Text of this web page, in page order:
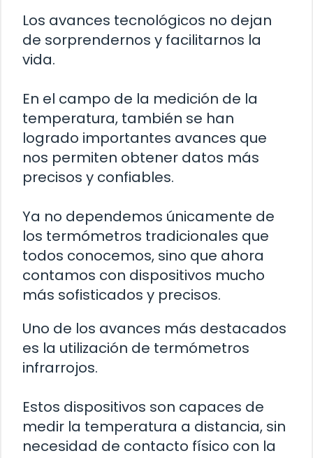
Los avances tecnológicos no dejan
de sorprendernos y facilitarnos la
vida.
En el campo de la medición de la
temperatura, también se han
logrado importantes avances que
nos permiten obtener datos más
precisos y confiables.
Ya no dependemos únicamente de
los termómetros tradicionales que
todos conocemos, sino que ahora
contamos con dispositivos mucho
más sofisticados y precisos.
Uno de los avances más destacados
es la utilización de termómetros
infrarrojos.
Estos dispositivos son capaces de
medir la temperatura a distancia, sin
necesidad de contacto físico con la